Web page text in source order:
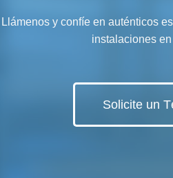
Llámenos y confíe en auténticos
instalaciones
Solicite un